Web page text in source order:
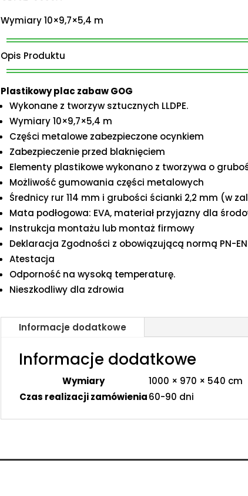
Wymiary 10×9,7×5,4 m
Opis Produktu
Plastikowy plac zabaw GOG
Wykonane z tworzyw sztucznych LLDPE.
Wymiary 10×9,7×5,4 m
Części metalowe zabezpieczone ocynkiem
Zabezpieczenie przed blaknięciem
Elementy plastikowe wykonano z tworzywa o
Możliwość gumowania części metalowych
Średnicy rur 114 mm i grubości ścianki 2,2 mm (w
Mata podłogowa: EVA, materiał przyjazny dla
Instrukcja montażu lub montaż firmowy
Deklaracja Zgodności z obowiązującą normą PN-EN
Atestacja
Odporność na wysoką temperaturę.
Nieszkodliwy dla zdrowia
Informacje dodatkowe
Informacje dodatkowe
Wymiary
1000 × 970 × 540 cm
Czas realizacji zamówienia60-90 dni